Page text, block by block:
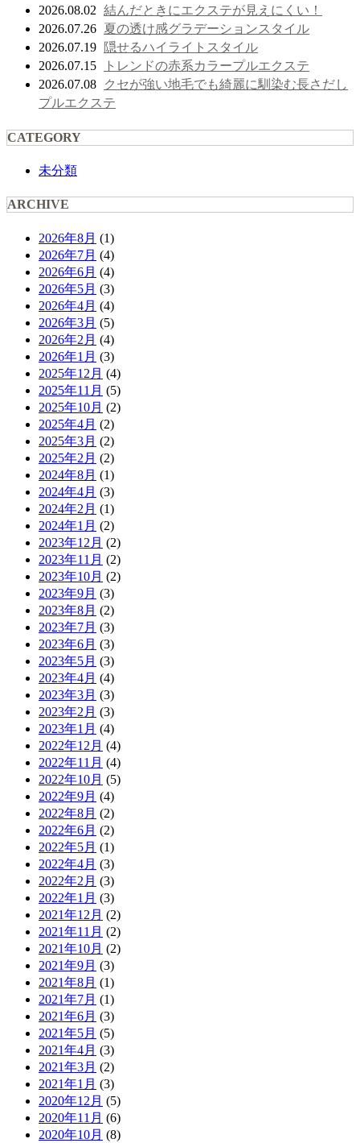
2026.08.02 結んだときにエクステが見えにくい！
2026.07.26 夏の透け感グラデーションスタイル
2026.07.19 隠せるハイライトスタイル
2026.07.15 トレンドの赤系カラープルエクステ
2026.07.08
クセが強い地毛でも綺麗に馴染む長さだし
プルエクステ
CATEGORY
未分類
ARCHIVE
2026年8月 (1)
2026年7月 (4)
2026年6月 (4)
2026年5月 (3)
2026年4月 (4)
2026年3月 (5)
2026年2月 (4)
2026年1月 (3)
2025年12月 (4)
2025年11月 (5)
2025年10月 (2)
2025年4月 (2)
2025年3月 (2)
2025年2月 (2)
2024年8月 (1)
2024年4月 (3)
2024年2月 (1)
2024年1月 (2)
2023年12月 (2)
2023年11月 (2)
2023年10月 (2)
2023年9月 (3)
2023年8月 (2)
2023年7月 (3)
2023年6月 (3)
2023年5月 (3)
2023年4月 (4)
2023年3月 (3)
2023年2月 (3)
2023年1月 (4)
2022年12月 (4)
2022年11月 (4)
2022年10月 (5)
2022年9月 (4)
2022年8月 (2)
2022年6月 (2)
2022年5月 (1)
2022年4月 (3)
2022年2月 (3)
2022年1月 (3)
2021年12月 (2)
2021年11月 (2)
2021年10月 (2)
2021年9月 (3)
2021年8月 (1)
2021年7月 (1)
2021年6月 (3)
2021年5月 (5)
2021年4月 (3)
2021年3月 (2)
2021年1月 (3)
2020年12月 (5)
2020年11月 (6)
2020年10月 (8)